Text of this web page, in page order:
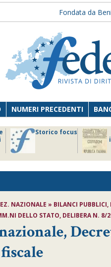
Fondata da
NUMERI PRECEDENTI
Storico focus
NAZIONALE » BILANCI
DELLO STATO, DELIBERA N. 8/